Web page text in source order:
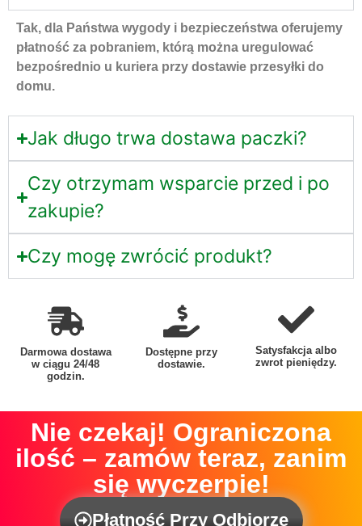
Tak, dla Państwa wygody i bezpieczeństwa oferujemy
płatność za pobraniem, którą można uregulować
bezpośrednio u kuriera przy dostawie przesyłki do
domu.
Jak długo trwa dostawa paczki?
Czy otrzymam wsparcie przed i po
zakupie?
Czy mogę zwrócić produkt?
Darmowa dostawa
w ciągu 24/48
godzin.
Dostępne przy
dostawie.
Satysfakcja albo
zwrot pieniędzy.
Nie czekaj! Ograniczona
ilość – zamów teraz, zanim
się wyczerpie!
Płatność Przy Odbiorze